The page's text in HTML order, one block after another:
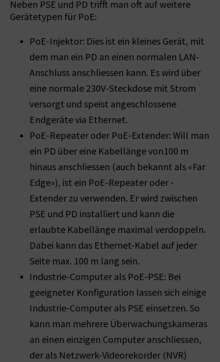
Neben PSE und PD trifft man oft auf weitere
Gerätetypen für PoE:
PoE-Injektor: Dies ist ein kleines Gerät, mit
dem man ein PD an einen normalen LAN-
Anschluss anschliessen kann. Es wird über
eine normale 230V-Steckdose mit Strom
versorgt und speist angeschlossene
Endgeräte via Ethernet.
PoE-Repeater oder PoE-Extender: Will man
ein PD über eine Kabellänge von­100 m
hinaus anschliessen (auch bekannt als «Far
Edge»), ist ein PoE-Repeater oder -
Extender zu verwenden. Er wird zwischen
PSE und PD installiert und kann die
erlaubte Kabellänge maximal ver­doppeln.
Dabei kann das Ethernet-Kabel auf jeder
Seite max. 100 m lang sein.
Industrie-Computer als PoE-PSE: Bei
geeigneter Konfiguration lassen sich einige
Industrie-Computer als PSE einsetzen. So
kann man mehrere Überwachungskameras
an einen einzigen Computer anschliessen,
der als Netzwerk-Videorekorder (NVR)